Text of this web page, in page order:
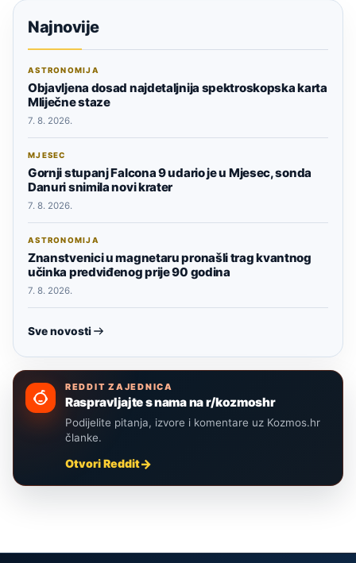
Najnovije
ASTRONOMIJA
Objavljena dosad najdetaljnija spektroskopska karta
Mliječne staze
7. 8. 2026.
MJESEC
Gornji stupanj Falcona 9 udario je u Mjesec, sonda
Danuri snimila novi krater
7. 8. 2026.
ASTRONOMIJA
Znanstvenici u magnetaru pronašli trag kvantnog
učinka predviđenog prije 90 godina
7. 8. 2026.
Sve novosti
REDDIT ZAJEDNICA
Raspravljajte s nama na r/kozmoshr
Podijelite pitanja, izvore i komentare uz Kozmos.hr
članke.
Otvori Reddit